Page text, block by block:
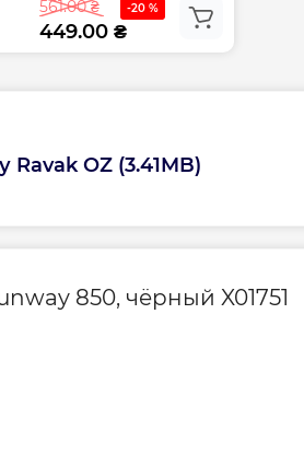
561.00 ₴ -20 %
449.00 ₴
OZ (3.41MB)
850, чёрный X01751